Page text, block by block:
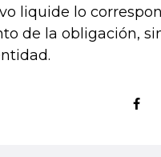
liquide lo
de la obligación,